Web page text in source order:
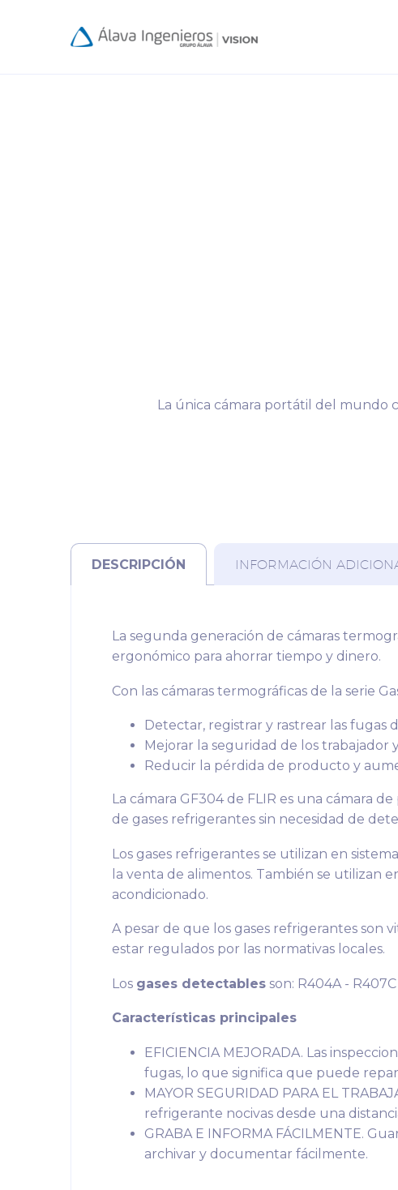
La única cámara portátil del mundo
DESCRIPCIÓN INFORMACIÓN
La segunda generación de cámaras
ergonómico para ahorrar tiempo y dinero.
Con las cámaras termográficas de la serie
Detectar, registrar y rastrear las fugas
Mejorar la seguridad de los trabajador
Reducir la pérdida de producto y
La cámara GF304 de FLIR es una cámara
de gases refrigerantes sin necesidad de
Los gases refrigerantes se utilizan en
la venta de alimentos. También se utilizan
acondicionado.
A pesar de que los gases refrigerantes son
estar regulados por las normativas locales.
Los gases detectables son: R404A - R407C
Características principales
EFICIENCIA MEJORADA. Las
fugas, lo que significa que puede
MAYOR SEGURIDAD PARA EL
refrigerante nocivas desde una
GRABA E INFORMA FÁCILMENTE.
archivar y documentar fácilmente.